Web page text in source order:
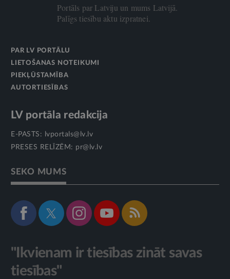
Portāls par Latviju un mums Latvijā.
Palīgs tiesību aktu izpratnei.
PAR LV PORTĀLU
LIETOŠANAS NOTEIKUMI
PIEKĻŪSTAMĪBA
AUTORTIESĪBAS
LV portāla redakcija
E-PASTS:
lvportals@lv.lv
PRESES RELĪZĒM: pr@lv.lv
SEKO MUMS
"Ikvienam ir tiesības zināt savas
tiesības"